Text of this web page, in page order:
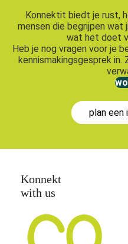
Konnektit biedt je rust,
mensen die begrijpen wat
wat het doet
Heb je nog vragen voor je
kennismakingsgesprek
plan een
Konnekt
with us